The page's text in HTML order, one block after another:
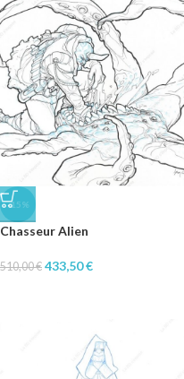
-15%
Chasseur Alien
510,00€ 433,50€